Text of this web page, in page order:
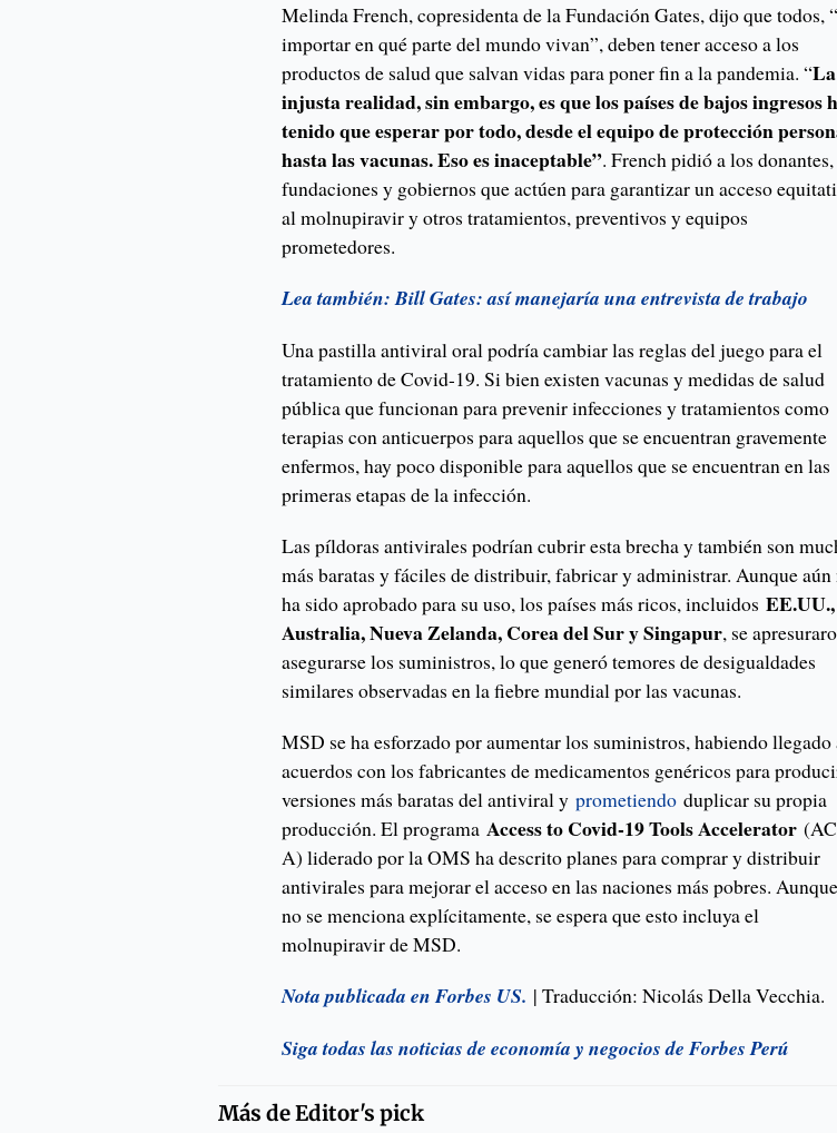
Melinda French, copresidenta de la Fundación Gates, dijo que todos,
importar en qué parte del mundo vivan”, deben tener acceso a los
productos de salud que salvan vidas para poner fin a la pandemia. “La
injusta realidad, sin embargo, es que los países de bajos ingresos
tenido que esperar por todo, desde el equipo de protección
hasta las vacunas. Eso es inaceptable”. French pidió a los donantes,
fundaciones y gobiernos que actúen para garantizar un acceso
al molnupiravir y otros tratamientos, preventivos y equipos
prometedores.
Lea también: Bill Gates: así manejaría una entrevista de trabajo
Una pastilla antiviral oral podría cambiar las reglas del juego para el
tratamiento de Covid-19. Si bien existen vacunas y medidas de salud
pública que funcionan para prevenir infecciones y tratamientos como
terapias con anticuerpos para aquellos que se encuentran gravemente
enfermos, hay poco disponible para aquellos que se encuentran en las
primeras etapas de la infección.
Las píldoras antivirales podrían cubrir esta brecha y también son
más baratas y fáciles de distribuir, fabricar y administrar. Aunque aún
ha sido aprobado para su uso, los países más ricos, incluidosEE.UU.,
Australia, Nueva Zelanda, Corea del Sur y Singapur, se
asegurarse los suministros, lo que generó temores de desigualdades
similares observadas en la fiebre mundial por las vacunas.
MSD se ha esforzado por aumentar los suministros, habiendo llegado
acuerdos con los fabricantes de medicamentos genéricos para
versiones más baratas del antiviral yprometiendo duplicar su propia
producción. El programa Access to Covid-19 Tools Accelerator
A) liderado por la OMS ha descrito planes para comprar y distribuir
antivirales para mejorar el acceso en las naciones más pobres. Aunque
no se menciona explícitamente, se espera que esto incluya el
molnupiravir de MSD.
Nota publicada en Forbes US. | Traducción: Nicolás Della Vecchia.
Siga todas las noticias de economía y negocios de Forbes Perú
Más deEditor's pick